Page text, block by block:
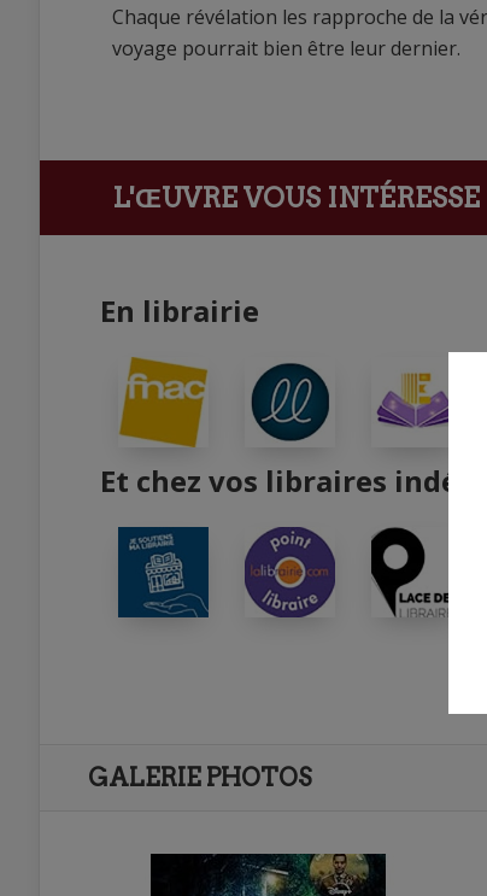
Chaque révélation les rapproche de la
voyage pourrait bien être leur dernier.
L'ŒUVRE VOUS INTÉRESSE
En librairie
Et chez vos libraires
GALERIE PHOTOS